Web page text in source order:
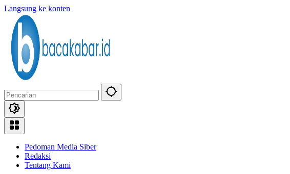
Langsung ke konten
Pedoman Media Siber
Redaksi
Tentang Kami